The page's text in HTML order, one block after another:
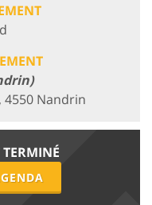
4550 Nandrin
TERMINÉ